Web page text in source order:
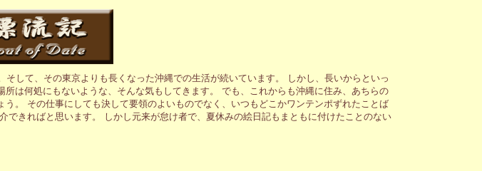
して、その東京よりも長くなった沖縄での生活が続いています。 しかし、長いからといっ
は何処にもないような、そんな気もしてきます。 でも、これからも沖縄に住み、あちらの
。 その仕事にしても決して要領のよいものでなく、いつもどこかワンテンポずれたことば
きればと思います。 しかし元来が怠け者で、夏休みの絵日記もまともに付けたことのない